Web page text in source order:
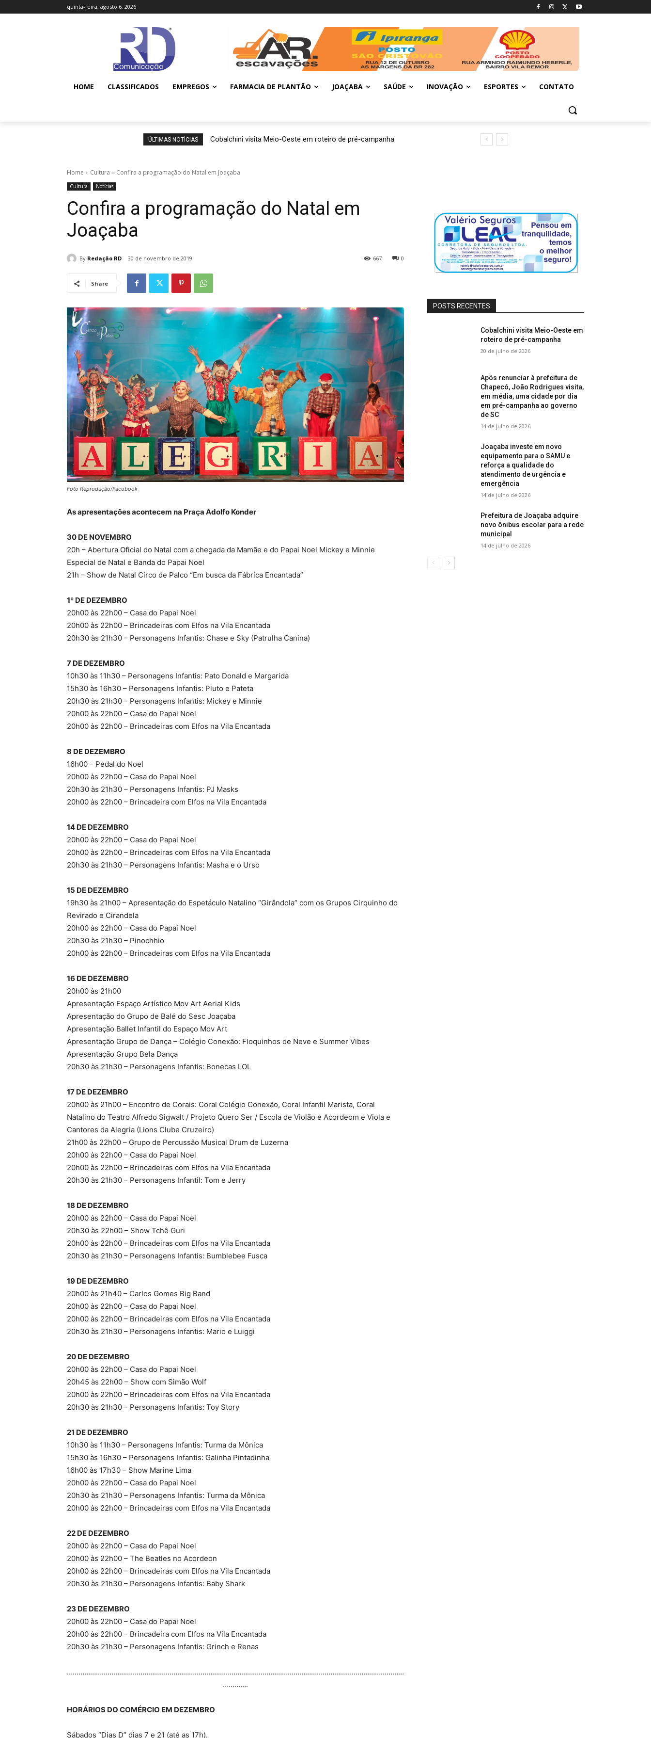
quinta-feira, agosto 6, 2026
HOME CLASSIFICADOS EMPREGOS FARMACIA DE PLANTÃO JOAÇABA SAÚDE INOVAÇÃO ESPORTES CONTATO
ÚLTIMAS NOTÍCIAS Cobalchini visita Meio-Oeste em roteiro de pré-campanha
Home Cultura Confira a programação do Natal em Joaçaba
Cultura Notícias
Confira a programação do Natal em
Joaçaba
By Redação RD 30 de novembro de 2019 0
667
Share
Foto Reprodução/Facobook
As apresentações acontecem na Praça Adolfo Konder
30 DE NOVEMBRO
20h – Abertura Oficial do Natal com a chegada da Mamãe e do Papai Noel Mickey e Minnie
Especial de Natal e Banda do Papai Noel
21h – Show de Natal Circo de Palco “Em busca da Fábrica Encantada”
1º DE DEZEMBRO
20h00 às 22h00 – Casa do Papai Noel
20h00 às 22h00 – Brincadeiras com Elfos na Vila Encantada
20h30 às 21h30 – Personagens Infantis: Chase e Sky (Patrulha Canina)
7 DE DEZEMBRO
10h30 às 11h30 – Personagens Infantis: Pato Donald e Margarida
15h30 às 16h30 – Personagens Infantis: Pluto e Pateta
20h30 às 21h30 – Personagens Infantis: Mickey e Minnie
20h00 às 22h00 – Casa do Papai Noel
20h00 às 22h00 – Brincadeiras com Elfos na Vila Encantada
8 DE DEZEMBRO
16h00 – Pedal do Noel
20h00 às 22h00 – Casa do Papai Noel
20h30 às 21h30 – Personagens Infantis: PJ Masks
20h00 às 22h00 – Brincadeira com Elfos na Vila Encantada
14 DE DEZEMBRO
20h00 às 22h00 – Casa do Papai Noel
20h00 às 22h00 – Brincadeiras com Elfos na Vila Encantada
20h30 às 21h30 – Personagens Infantis: Masha e o Urso
15 DE DEZEMBRO
19h30 às 21h00 – Apresentação do Espetáculo Natalino “Girândola” com os Grupos Cirquinho do
Revirado e Cirandela
20h00 às 22h00 – Casa do Papai Noel
20h30 às 21h30 – Pinochhio
20h00 às 22h00 – Brincadeiras com Elfos na Vila Encantada
16 DE DEZEMBRO
20h00 às 21h00
Apresentação Espaço Artístico Mov Art Aerial Kids
Apresentação do Grupo de Balé do Sesc Joaçaba
Apresentação Ballet Infantil do Espaço Mov Art
Apresentação Grupo de Dança – Colégio Conexão: Floquinhos de Neve e Summer Vibes
Apresentação Grupo Bela Dança
20h30 às 21h30 – Personagens Infantis: Bonecas LOL
17 DE DEZEMBRO
20h00 às 21h00 – Encontro de Corais: Coral Colégio Conexão, Coral Infantil Marista, Coral
Natalino do Teatro Alfredo Sigwalt / Projeto Quero Ser / Escola de Violão e Acordeom e Viola e
Cantores da Alegria (Lions Clube Cruzeiro)
21h00 às 22h00 – Grupo de Percussão Musical Drum de Luzerna
20h00 às 22h00 – Casa do Papai Noel
20h00 às 22h00 – Brincadeiras com Elfos na Vila Encantada
20h30 às 21h30 – Personagens Infantil: Tom e Jerry
18 DE DEZEMBRO
20h00 às 22h00 – Casa do Papai Noel
20h30 às 22h00 – Show Tchê Guri
20h00 às 22h00 – Brincadeiras com Elfos na Vila Encantada
20h30 às 21h30 – Personagens Infantis: Bumblebee Fusca
19 DE DEZEMBRO
20h00 às 21h40 – Carlos Gomes Big Band
20h00 às 22h00 – Casa do Papai Noel
20h00 às 22h00 – Brincadeiras com Elfos na Vila Encantada
20h30 às 21h30 – Personagens Infantis: Mario e Luiggi
20 DE DEZEMBRO
20h00 às 22h00 – Casa do Papai Noel
20h45 às 22h00 – Show com Simão Wolf
20h00 às 22h00 – Brincadeiras com Elfos na Vila Encantada
20h30 às 21h30 – Personagens Infantis: Toy Story
21 DE DEZEMBRO
10h30 às 11h30 – Personagens Infantis: Turma da Mônica
15h30 às 16h30 – Personagens Infantis: Galinha Pintadinha
16h00 às 17h30 – Show Marine Lima
20h00 às 22h00 – Casa do Papai Noel
20h30 às 21h30 – Personagens Infantis: Turma da Mônica
20h00 às 22h00 – Brincadeiras com Elfos na Vila Encantada
22 DE DEZEMBRO
20h00 às 22h00 – Casa do Papai Noel
20h00 às 22h00 – The Beatles no Acordeon
20h00 às 22h00 – Brincadeiras com Elfos na Vila Encantada
20h30 às 21h30 – Personagens Infantis: Baby Shark
23 DE DEZEMBRO
20h00 às 22h00 – Casa do Papai Noel
20h00 às 22h00 – Brincadeira com Elfos na Vila Encantada
20h30 às 21h30 – Personagens Infantis: Grinch e Renas
…………………………………………………………………………………………………………………………………………………………
………….
HORÁRIOS DO COMÉRCIO EM DEZEMBRO
Sábados “Dias D” dias 7 e 21 (até as 17h).
POSTS RECENTES
Cobalchini visita Meio-Oeste em
roteiro de pré-campanha
20 de julho de 2026
Após renunciar à prefeitura de
Chapecó, João Rodrigues visita,
em média, uma cidade por dia
em pré-campanha ao governo
de SC
14 de julho de 2026
Joaçaba investe em novo
equipamento para o SAMU e
reforça a qualidade do
atendimento de urgência e
emergência
14 de julho de 2026
Prefeitura de Joaçaba adquire
novo ônibus escolar para a rede
municipal
14 de julho de 2026